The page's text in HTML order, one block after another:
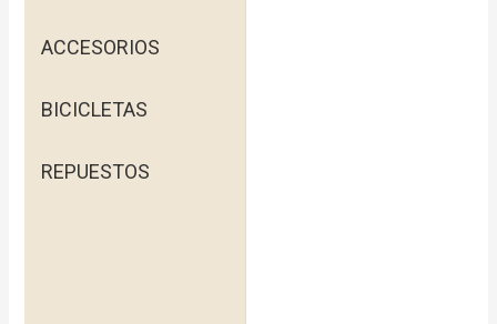
ACCESORIOS
BICICLETAS
REPUESTOS